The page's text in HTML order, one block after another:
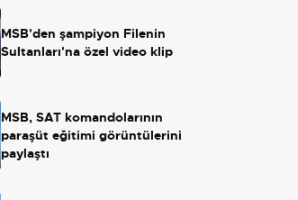
MSB'den şampiyon Filenin
Sultanları'na özel video klip
MSB, SAT komandolarının
paraşüt eğitimi görüntülerini
paylaştı